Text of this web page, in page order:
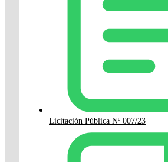
Licitación Pública Nº 007/23